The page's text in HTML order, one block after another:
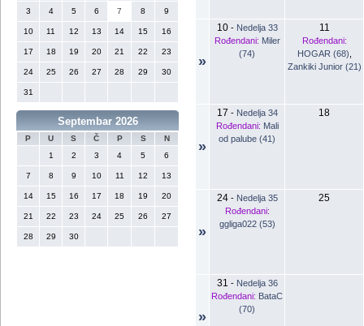
3 4 5 6 7 8 9
10 11 12 13 14 15 16
17 18 19 20 21 22 23
24 25 26 27 28 29 30
31
Septembar 2026
P U S Č P S
N
1
2 3 4 5 6
7 8 9 10 11 12 13
14 15 16 17 18 19 20
21 22 23 24 25 26 27
28 29 30
»
10- Nedelja 33
Rođendani: Miler
(74)
11
Rođendani:
HOGAR (68)
Zankiki Junior (21)
»
17 - Nedelja 34
Rođendani: Mali
od palube (41)
18
»
24- Nedelja 35
Rođendani:
ggliga022 (53)
25
»
31 - Nedelja 36
Rođendani: BataC
(70)